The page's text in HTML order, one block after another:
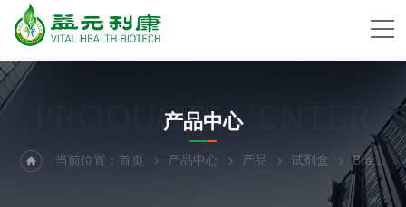
PRODUCTS CENTER
产品中心
当前位置：首页 产品中心 产品 试剂盒 BrainBits小鼠全脑培养试剂盒